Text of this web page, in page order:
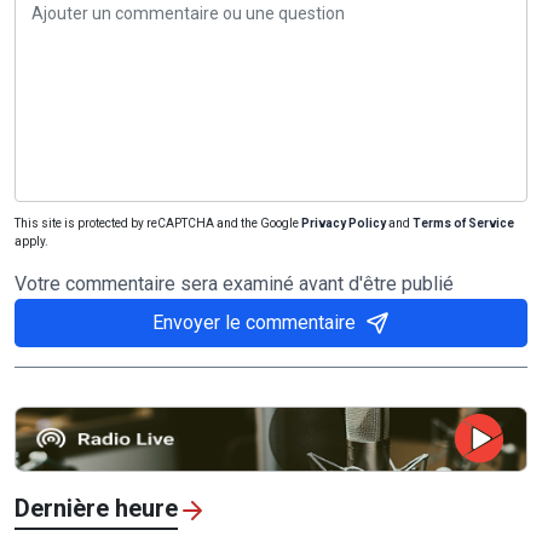
This site is protected by reCAPTCHA and the Google Privacy Policyand Terms of Service
apply.
Votre commentaire sera examiné avant d'être publié
Envoyer le commentaire
Dernière heure